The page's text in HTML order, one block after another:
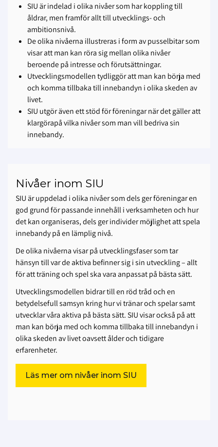
SIU är indelad i olika nivåer som har koppling till
åldrar, men framför allt till utvecklings- och
ambitionsnivå.
De olika nivåerna illustreras i form av pusselbitar som
visar att man kan röra sig mellan olika nivåer
beroende på intresse och förutsättningar.
Utvecklingsmodellen tydliggör att man kan börja med
och komma tillbaka till innebandyn i olika skeden av
livet.
SIU utgör även ett stöd för föreningar när det gäller att
klargörapå vilka nivåer som man vill bedriva sin
innebandy.
Nivåer inom SIU
SIU är uppdelad i olika nivåer som dels ger föreningar en
god grund för passande innehåll i verksamheten och hur
det kan organiseras, dels ger individer möjlighet att spela
innebandy på en lämplig nivå.
De olika nivåerna visar på utvecklingsfaser som tar
hänsyn till var de aktiva befinner sig i sin utveckling – allt
för att träning och spel ska vara anpassat på bästa sätt.
Utvecklingsmodellen bidrar till en röd tråd och en
betydelsefull samsyn kring hur vi tränar och spelar samt
utvecklar våra aktiva på bästa sätt. SIU visar också på att
man kan börja med och komma tillbaka till innebandyn i
olika skeden av livet oavsett ålder och tidigare
erfarenheter.
Läs mer om nivåer inom SIU